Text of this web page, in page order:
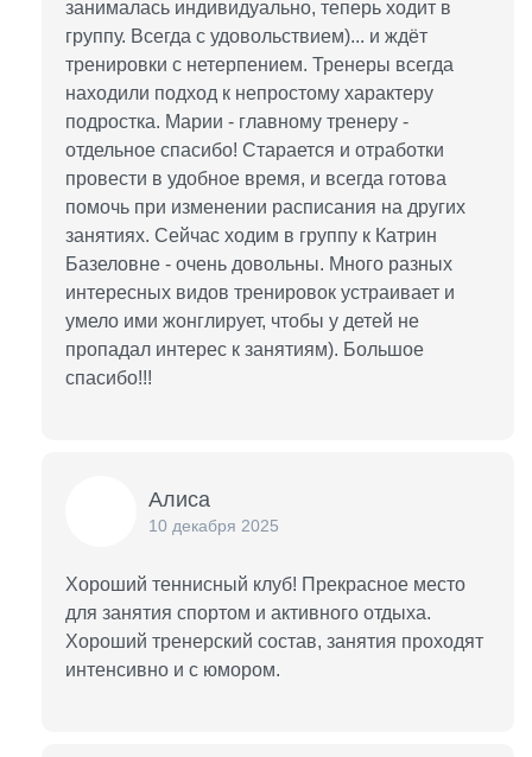
занималась индивидуально, теперь ходит в
группу. Всегда с удовольствием)... и ждёт
тренировки с нетерпением. Тренеры всегда
находили подход к непростому характеру
подростка. Марии - главному тренеру -
отдельное спасибо! Старается и отработки
провести в удобное время, и всегда готова
помочь при изменении расписания на других
занятиях. Сейчас ходим в группу к Катрин
Базеловне - очень довольны. Много разных
интересных видов тренировок устраивает и
умело ими жонглирует, чтобы у детей не
пропадал интерес к занятиям). Большое
спасибо!!!
Алиса
10 декабря 2025
Хороший теннисный клуб! Прекрасное место
для занятия спортом и активного отдыха.
Хороший тренерский состав, занятия проходят
интенсивно и с юмором.